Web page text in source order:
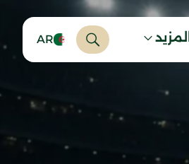
المزيد AR